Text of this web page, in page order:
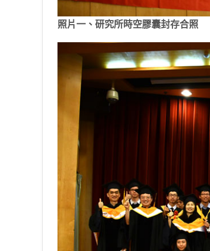
照片一、研究所時空膠囊封存合照